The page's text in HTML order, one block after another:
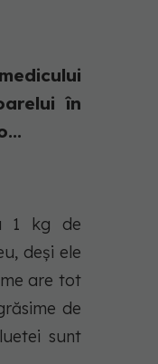
în
1 kg de
deși ele
are tot
de
sunt